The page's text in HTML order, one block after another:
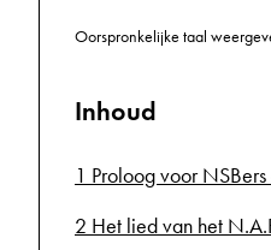
Oorspronkelijke taal
Inhoud
1 Proloog voor
2 Het lied van het